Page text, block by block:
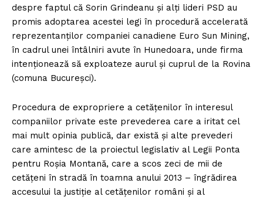
despre faptul că Sorin Grindeanu și alți lideri PSD au
promis adoptarea acestei legi în procedură accelerată
reprezentanților companiei canadiene Euro Sun Mining,
în cadrul unei întâlniri avute în Hunedoara, unde firma
intenționează să exploateze aurul și cuprul de la Rovina
(comuna Bucureșci).
Procedura de expropriere a cetățenilor în interesul
companiilor private este prevederea care a iritat cel
mai mult opinia publică, dar există și alte prevederi
care amintesc de la proiectul legislativ al Legii Ponta
pentru Roșia Montană, care a scos zeci de mii de
cetățeni în stradă în toamna anului 2013 – îngrădirea
accesului la justiție al cetățenilor români și al